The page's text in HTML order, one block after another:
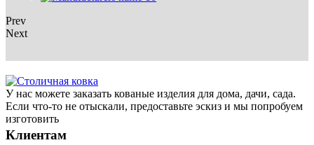
Prev
Next
У нас можете заказать кованые изделия для дома, дачи, сада.
Если что-то не отыскали, предоставьте эскиз и мы попробуем
изготовить
Клиентам